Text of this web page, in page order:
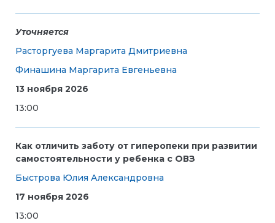
Уточняется
Расторгуева Маргарита Дмитриевна
Финашина Маргарита Евгеньевна
13 ноября 2026
13:00
Как отличить заботу от гиперопеки при развитии
самостоятельности у ребенка с ОВЗ
Быстрова Юлия Александровна
17 ноября 2026
13:00